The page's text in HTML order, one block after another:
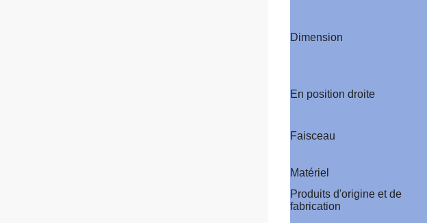
Dimension
En position droite
Faisceau
Matériel
Produits d'origine et de
fabrication